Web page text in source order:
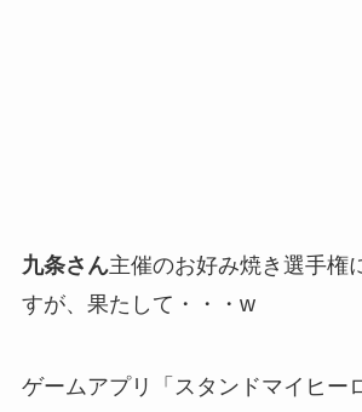
九条さん主催のお好み焼き選手権
すが、果たして・・・w
ゲームアプリ「スタンドマイヒー